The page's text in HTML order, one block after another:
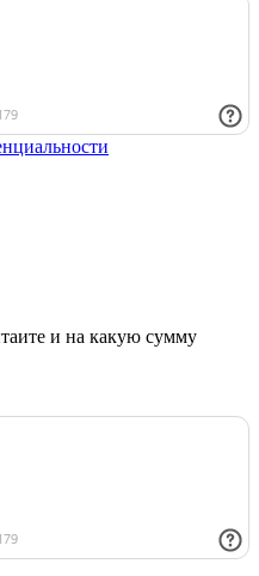
и на какую сумму